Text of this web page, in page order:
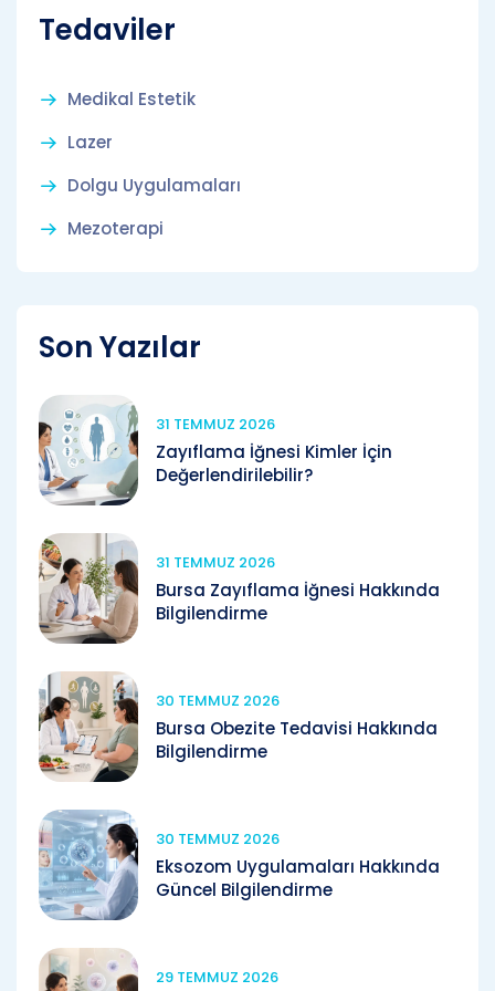
Tedaviler
Medikal Estetik
Lazer
Dolgu Uygulamaları
Mezoterapi
Son Yazılar
31 TEMMUZ 2026
Zayıflama İğnesi Kimler İçin
Değerlendirilebilir?
31 TEMMUZ 2026
Bursa Zayıflama İğnesi Hakkında
Bilgilendirme
30 TEMMUZ 2026
Bursa Obezite Tedavisi Hakkında
Bilgilendirme
30 TEMMUZ 2026
Eksozom Uygulamaları Hakkında
Güncel Bilgilendirme
29 TEMMUZ 2026